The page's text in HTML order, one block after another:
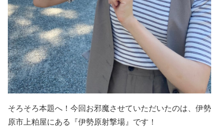
そろそろ本題へ！今回お邪魔させていただいたのは、伊勢
原市上粕屋にある『伊勢原射撃場』です！